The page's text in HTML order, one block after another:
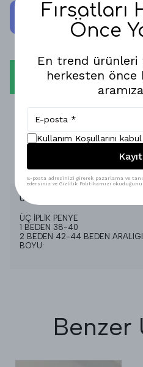
1-3 İŞ
%100
Ürün Açıklaması
ÜÇ İPLİK PENYE
1 BEDEN 38-40
2 BEDEN 42-44 BEDEN
BOYU:
Benzer
Fırsatları
Önce
En trend ürünleri
herkesten
Kullanım Koşullarını
E-posta adresinizi girerek pazarlama ve
edersiniz ve Gizlilik Politikamızı